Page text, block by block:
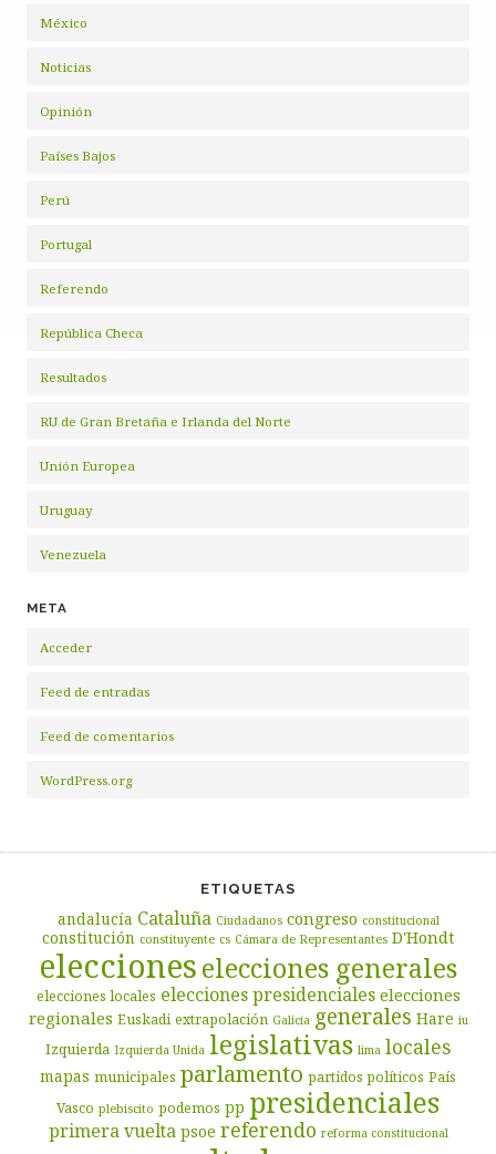
México
Noticias
Opinión
Países Bajos
Perú
Portugal
Referendo
República Checa
Resultados
RU de Gran Bretaña e Irlanda del Norte
Unión Europea
Uruguay
Venezuela
META
Acceder
Feed de entradas
Feed de comentarios
WordPress.org
ETIQUETAS
andalucía Cataluña Ciudadanos congreso constitucional
constitución constituyente cs Cámara de Representantes D'Hondt
eleccioneselecciones generales
elecciones locales elecciones presidenciales elecciones
regionales Euskadi extrapolación Galicia generales Hare iu
Izquierda Izquierda Unida legislativas lima locales
mapas municipales parlamento partidos políticos País
Vasco plebiscito podemos pp presidenciales
primera vuelta psoe referendo reforma constitucional